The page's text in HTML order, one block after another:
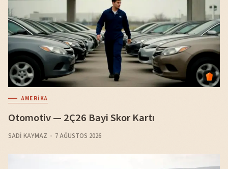
AMERIKA
Otomotiv — 2Ç26 Bayi Skor Kartı
SADI KAYMAZ 7 AĞUSTOS 2026